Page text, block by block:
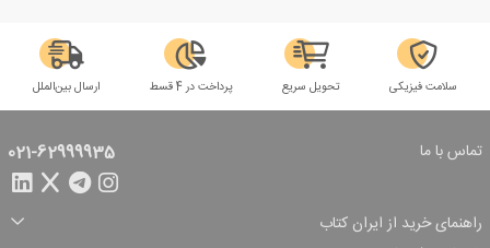
سلامت فیزیکی تحویل سریع پرداخت در 4 قسط ارسال بین‌الملل
تماس با ما 021-62999935
راهنمای خرید از ایران کتاب